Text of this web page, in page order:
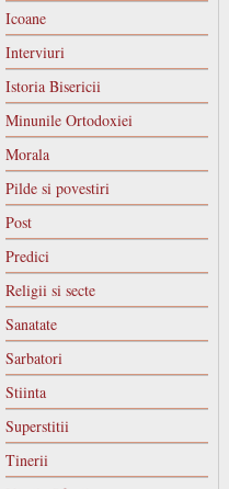
Icoane
Interviuri
Istoria Bisericii
Minunile Ortodoxiei
Morala
Pilde si povestiri
Post
Predici
Religii si secte
Sanatate
Sarbatori
Stiinta
Superstitii
Tinerii